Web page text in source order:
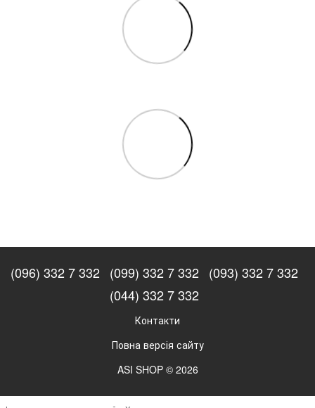
(096) 332 7 332 (099) 332 7 332 (093) 332 7 332
(044) 332 7 332
Контакти
Повна версія сайту
ASI SHOP © 2026